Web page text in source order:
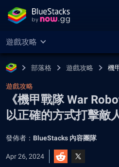
遊戲攻略
部落格 遊戲攻略 機
遊戲攻略
《機甲戰隊 War
以正確的方式打擊敵
發佈者： BlueStacks 內容團隊
Apr 26, 2024